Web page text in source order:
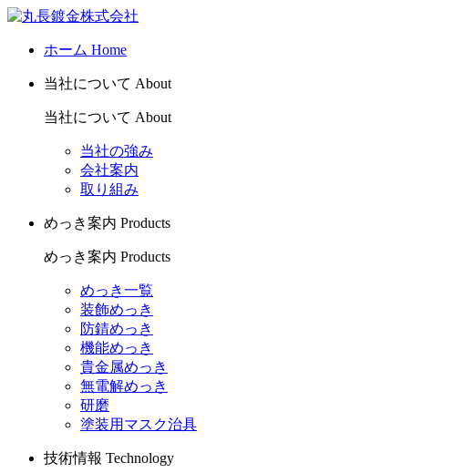
ホーム Home
当社について About
当社について About
当社の強み
会社案内
取り組み
めっき案内 Products
めっき案内 Products
めっき一覧
装飾めっき
防錆めっき
機能めっき
貴金属めっき
無電解めっき
研磨
塗装用マスク治具
技術情報 Technology